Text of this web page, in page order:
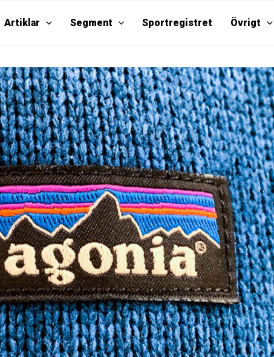
Artiklar Segment Sportregistret Övrigt